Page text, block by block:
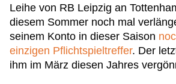
Leihe von RB Leipzig an
diesem Sommer noch mal
seinem Konto in dieser Saison
einzigen Pflichtspieltreffer. Der
ihm im März diesen Jahres